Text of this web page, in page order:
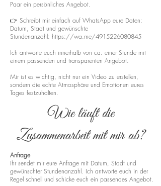
Paar ein persönliches Angebot.
👉 Schreibt mir einfach auf WhatsApp eure Daten:
Datum, Stadt und gewünschte
Stundenanzahl: https://wa.me/4915226080845
Ich antworte euch innerhalb von ca. einer Stunde mit
einem passenden und transparenten Angebot.
Mir ist es wichtig, nicht nur ein Video zu erstellen,
sondern die echte Atmosphäre und Emotionen eures
Tages festzuhalten.
Wie läuft die
Zusammenarbeit mit mir ab?
Anfrage
Ihr sendet mir eure Anfrage mit Datum, Stadt und
gewünschter Stundenanzahl. Ich antworte euch in der
Regel schnell und schicke euch ein passendes Angebot.